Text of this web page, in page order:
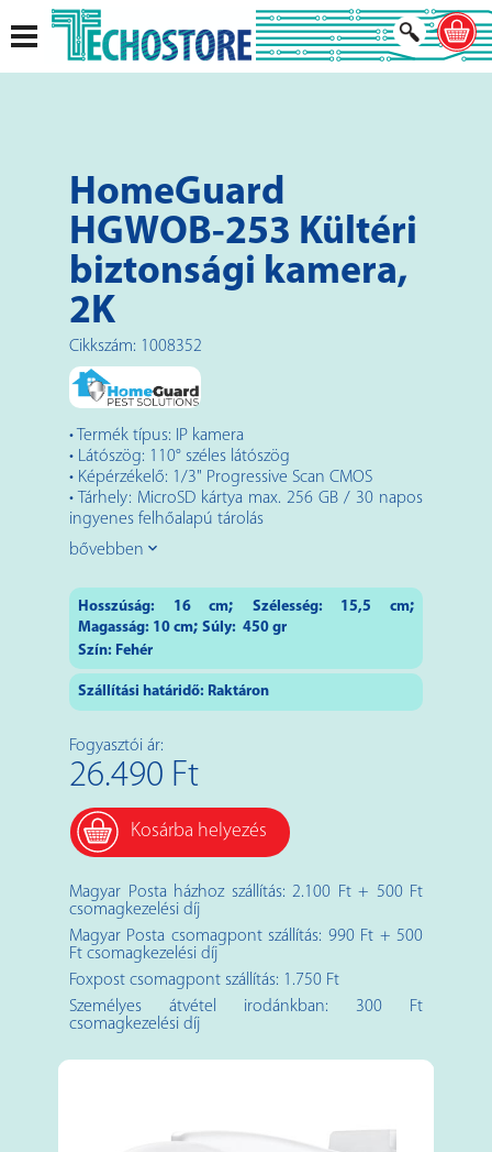
HomeGuard
HGWOB-253 Kültéri
biztonsági kamera,
2K
Cikkszám: 1008352
• Termék típus: IP kamera
• Látószög: 110° széles látószög
• Képérzékelő: 1/3" Progressive Scan CMOS
• Tárhely: MicroSD kártya max. 256 GB / 30 napos
ingyenes felhőalapú tárolás
bővebben
Hosszúság: 16 cm; Szélesség: 15,5 cm;
Magasság: 10 cm; Súly: 450 gr
Szín: Fehér
Szállítási határidő: Raktáron
Fogyasztói ár:
26.490 Ft
Kosárba helyezés
Magyar Posta házhoz szállítás: 2.100 Ft + 500 Ft
csomagkezelési díj
Magyar Posta csomagpont szállítás: 990 Ft + 500
Ft csomagkezelési díj
Foxpost csomagpont szállítás: 1.750 Ft
Személyes átvétel irodánkban: 300 Ft
csomagkezelési díj